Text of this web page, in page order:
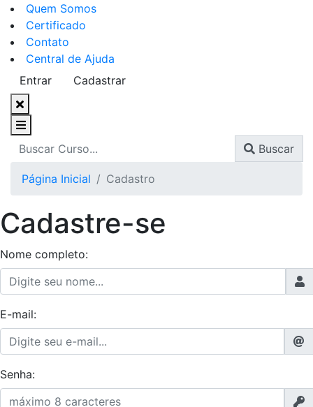
Quem Somos
Certificado
Contato
Central de Ajuda
Entrar
Cadastrar
Buscar
Página Inicial Cadastro
Cadastre-se
Nome completo:
E-mail:
Senha: